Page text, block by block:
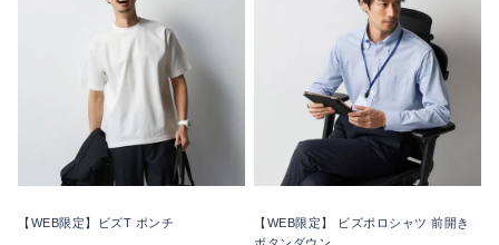
【WEB限定】ビズT ポンチ
【WEB限定】 ビズポロシャツ 前開き